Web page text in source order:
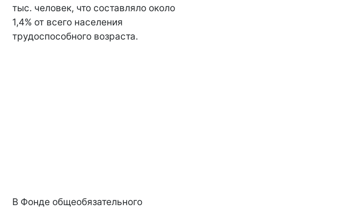
тыс. человек, что составляло около
1,4% от всего населения
трудоспособного возраста.
В Фонде общеобязательного